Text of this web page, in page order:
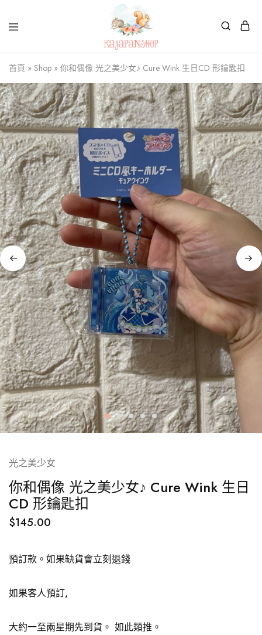
Kajapanshop
日
韓
百
貨
店
首頁 » Shop » 你和偶像 光之美少女♪ Cure Wink 生日CD 形鑰匙扣
光之美少女
你和偶像 光之美少女♪ Cure Wink 生日
CD 形鑰匙扣
$145.00
預訂款。如果缺貨會立刻退錢
如果客人預訂,
大約一至兩星期先到貨。 如此類推。